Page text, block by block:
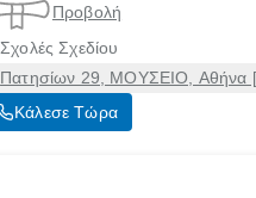
Προβολή
Σχολές Σχεδίου
Πατησίων 29, ΜΟΥΣΕΙΟ, Αθήνα
Κάλεσε Τώρα